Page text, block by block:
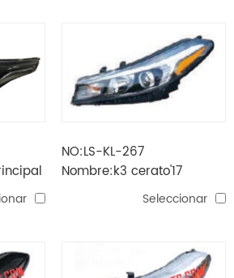
NO:LS-KL-267
Nombre:k3 cerato'17
cabeza lampara led
Seleccionar